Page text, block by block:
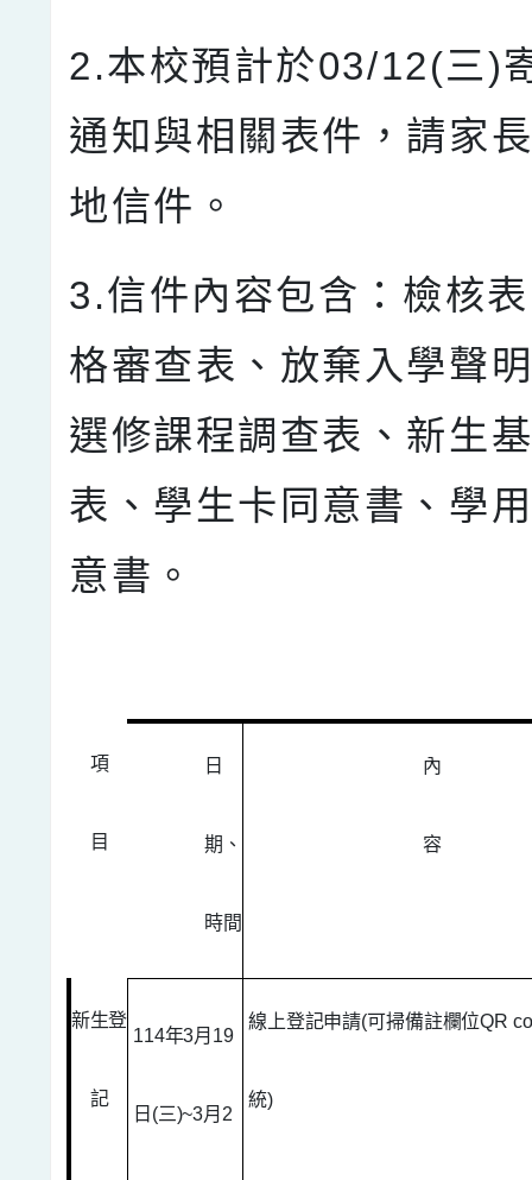
2.本校預計於03/12(三)
通知與相關表件，請家
地信件。
3.信件內容包含：檢核
格審查表、放棄入學聲
選修課程調查表、新生
表、學生卡同意書、學
意書。
項
目
日
期、
時間
內
容
新生登
記
114年3月 19
日 (三)~3月 2
線上登記申請(可掃備註欄位QR
統)